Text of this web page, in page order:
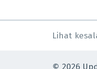
Lihat
© 2026